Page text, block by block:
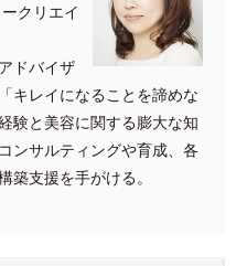
クリエイ
ドバイザ
キレイになることを諦めな
験と美容に関する膨大な知
ンサルティングや育成、各
築支援を手がける。